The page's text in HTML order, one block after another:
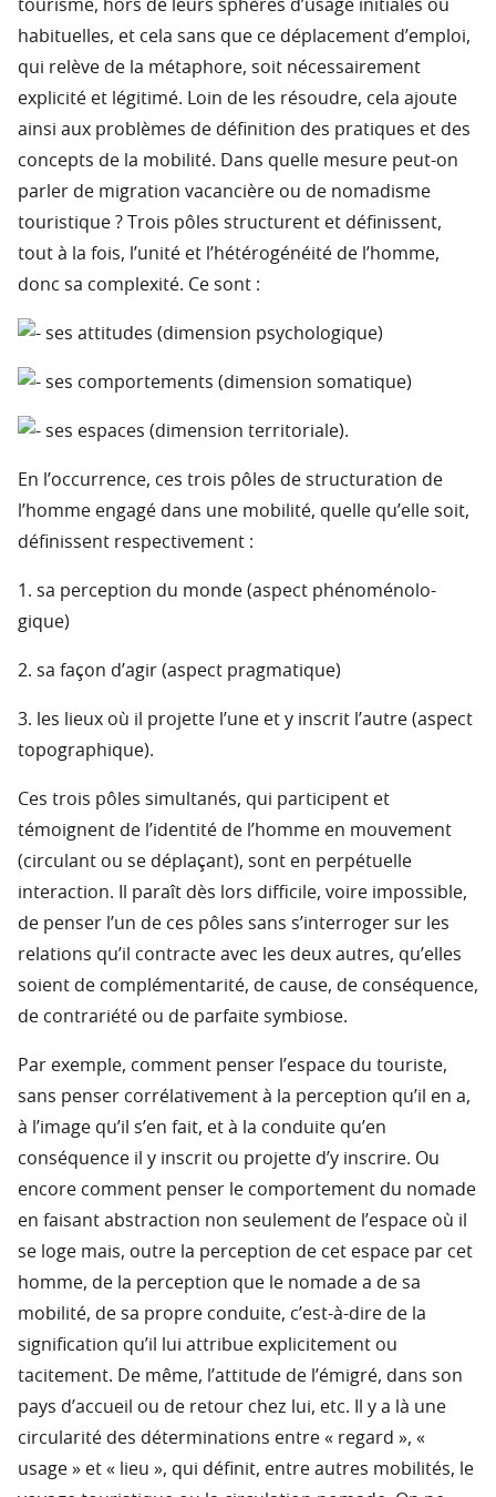
tourisme, hors de leurs sphères d’usage initiales ou
habituelles, et cela sans que ce déplacement d’emploi,
qui relève de la métaphore, soit nécessairement
explicité et légitimé. Loin de les résoudre, cela ajoute
ainsi aux problèmes de définition des pratiques et des
concepts de la mobilité. Dans quelle mesure peut-on
parler de migration vacancière ou de nomadisme
touristique ? Trois pôles structurent et définissent,
tout à la fois, l’unité et l’hétérogénéité de l’homme,
donc sa complexité. Ce sont :
ses attitudes (dimension psychologique)
ses comportements (dimension somatique)
ses espaces (dimension territoriale).
En l’occurrence, ces trois pôles de structuration de
l’homme engagé dans une mobilité, quelle qu’elle soit,
définissent respectivement :
1. sa perception du monde (aspect phénoménolo-
gique)
2. sa façon d’agir (aspect pragmatique)
3. les lieux où il projette l’une et y inscrit l’autre (aspect
topographique).
Ces trois pôles simultanés, qui participent et
témoignent de l’identité de l’homme en mouvement
(circulant ou se déplaçant), sont en perpétuelle
interaction. Il paraît dès lors difficile, voire impossible,
de penser l’un de ces pôles sans s’interroger sur les
relations qu’il contracte avec les deux autres, qu’elles
soient de complémentarité, de cause, de conséquence,
de contrariété ou de parfaite symbiose.
Par exemple, comment penser l’espace du touriste,
sans penser corrélativement à la perception qu’il en a,
à l’image qu’il s’en fait, et à la conduite qu’en
conséquence il y inscrit ou projette d’y inscrire. Ou
encore comment penser le comportement du nomade
en faisant abstraction non seulement de l’espace où il
se loge mais, outre la perception de cet espace par cet
homme, de la perception que le nomade a de sa
mobilité, de sa propre conduite, c’est-à-dire de la
signification qu’il lui attribue explicitement ou
tacitement. De même, l’attitude de l’émigré, dans son
pays d’accueil ou de retour chez lui, etc. Il y a là une
circularité des déterminations entre « regard », «
usage » et « lieu », qui définit, entre autres mobilités, le